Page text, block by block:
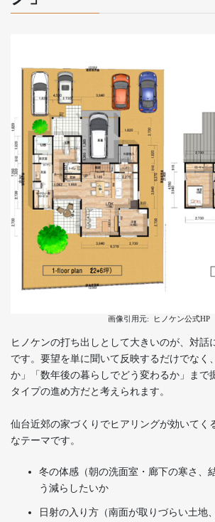
画像引用元: ヒノケン公式HP
ヒノケンの打ち出しとして大きいのが、対話
です。要望を単に聞いて反映するだけでなく
か」「数年後の暮らしでどう変わるか」まで
タイプの進め方だと考えられます。
仙台近郊の家づくりでヒアリングが効いてく
なテーマです。
冬の体感（朝の洗面室・廊下の寒さ、
う減らしたいか
日射の入り方（南面が取りづらい土地